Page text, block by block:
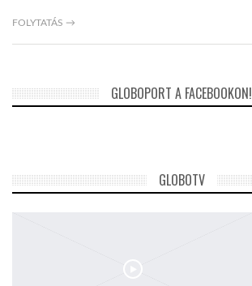
TROPICALMAGAZIN
FOLYTATÁS →
GLOBOPORT A FACEBOOKON!
GLOBOTV